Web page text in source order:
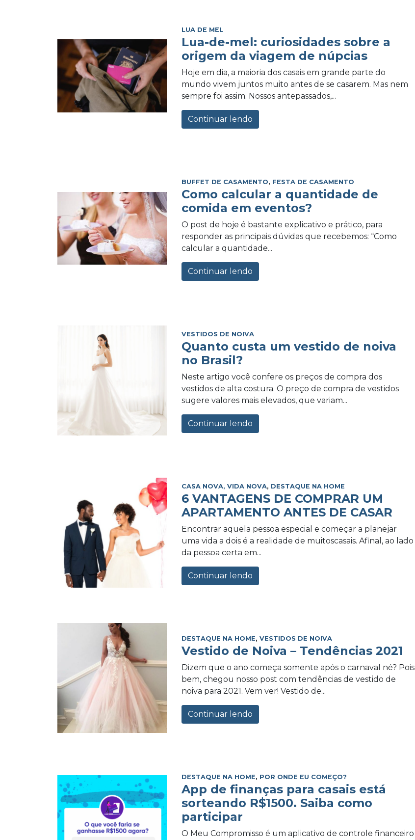
LUA DE MEL
Lua-de-mel: curiosidades sobre a
origem da viagem de núpcias
Hoje em dia, a maioria dos casais em grande parte do
mundo vivem juntos muito antes de se casarem. Mas nem
sempre foi assim. Nossos antepassados,...
Continuar lendo
BUFFET DE CASAMENTO, FESTA DE CASAMENTO
Como calcular a quantidade de
comida em eventos?
O post de hoje é bastante explicativo e prático, para
responder as principais dúvidas que recebemos: “Como
calcular a quantidade...
Continuar lendo
VESTIDOS DE NOIVA
Quanto custa um vestido de noiva
no Brasil?
Neste artigo você confere os preços de compra dos
vestidos de alta costura. O preço de compra de vestidos
sugere valores mais elevados, que variam...
Continuar lendo
CASA NOVA, VIDA NOVA, DESTAQUE NA HOME
6 VANTAGENS DE COMPRAR UM
APARTAMENTO ANTES DE CASAR
Encontrar aquela pessoa especial e começar a planejar
uma vida a dois é a realidade de muitoscasais. Afinal, ao lado
da pessoa certa em...
Continuar lendo
DESTAQUE NA HOME,VESTIDOS DE NOIVA
Vestido de Noiva – Tendências 2021
Dizem que o ano começa somente após o carnaval né? Pois
bem, chegou nosso post com tendências de vestido de
noiva para 2021. Vem ver! Vestido de...
Continuar lendo
DESTAQUE NA HOME, POR ONDE EU COMEÇO?
App de finanças para casais está
sorteando R$1500. Saiba como
participar
O Meu Compromisso é um aplicativo de controle financeiro